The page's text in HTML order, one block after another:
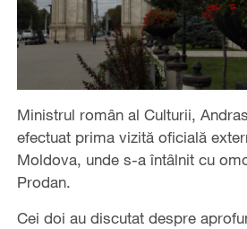
Ministrul român al Culturii,
efectuat prima vizită oficială
Moldova, unde s-a întâlnit cu
Prodan.
Cei doi au discutat despre